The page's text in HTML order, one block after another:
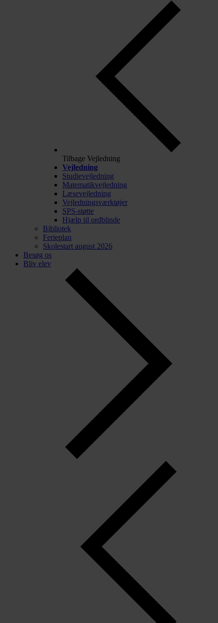
Tilbage Vejledning
Vejledning
Studievejledning
Matematikvejledning
Læsevejledning
Vejledningsværktøjer
SPS-støtte
Hjælp til ordblinde
Bibliotek
Ferieplan
Skolestart august 2026
Besøg os
Bliv elev